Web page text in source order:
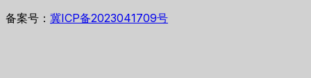
备案号： 冀ICP备2023041709号